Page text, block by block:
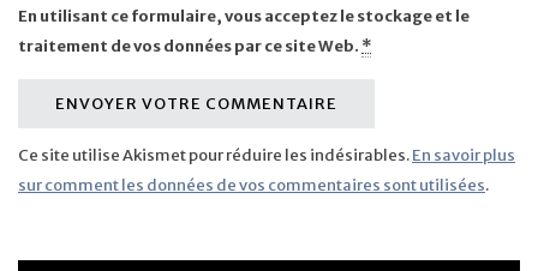
En utilisant ce formulaire, vous acceptez le stockage et le
traitement de vos données par ce site Web. *
Ce site utilise Akismet pour réduire les indésirables.En savoir plus
sur comment les données de vos commentaires sont utilisées.